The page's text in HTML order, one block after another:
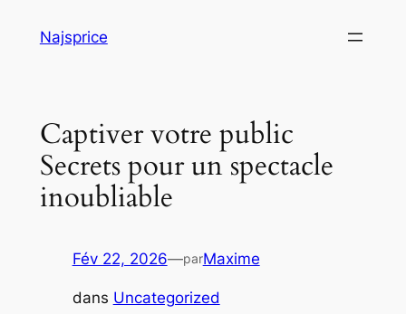
Najsprice
Captiver votre public
Secrets pour un spectacle
inoubliable
Fév 22, 2026—parMaxime
dans Uncategorized